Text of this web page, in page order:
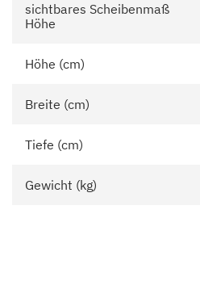
sichtbares Scheibenmaß
Höhe
Höhe (cm)
Breite (cm)
Tiefe (cm)
Gewicht (kg)